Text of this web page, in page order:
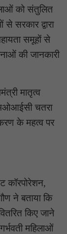
को संतुलित
सरकार द्वारा
समूहों से
की जानकारी
मातृत्व
चतरा
के महत्व पर
ने बताया कि
किए जाने
महिलाओं